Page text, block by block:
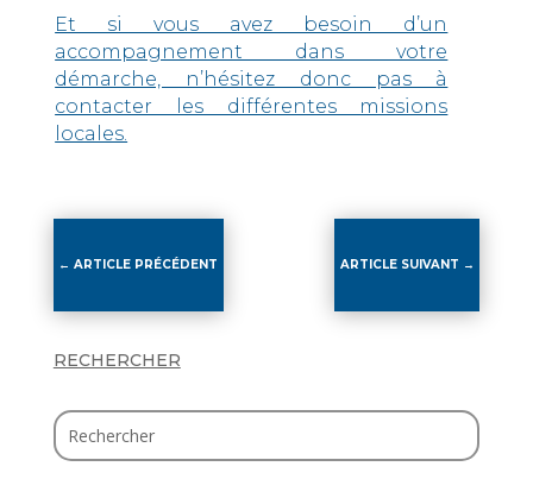
Et si vous avez besoin d’un
accompagnement dans votre
démarche, n’hésitez donc pas à
contacter les différentes missions
locales.
←ARTICLE PRÉCÉDENT ARTICLE SUIVANT →
RECHERCHER